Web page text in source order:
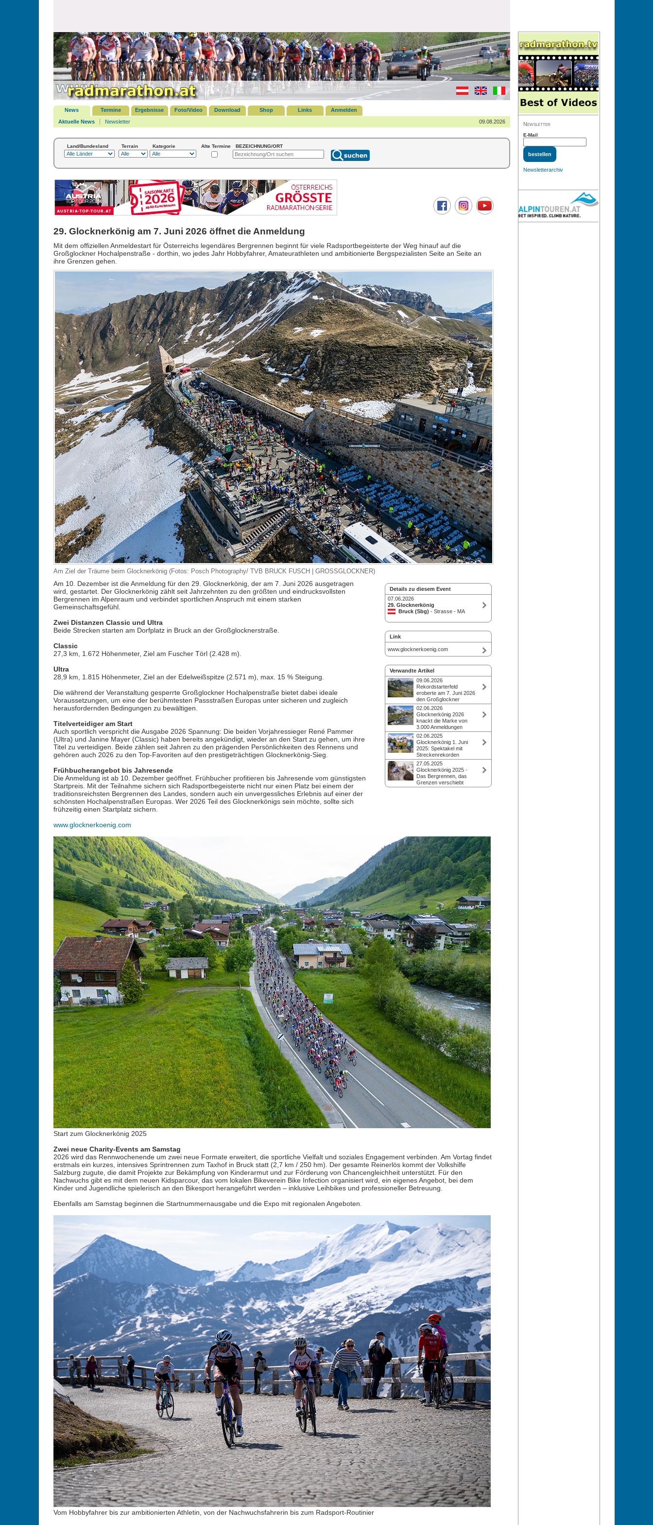
News Termine Ergebnisse Foto/Video Download Shop Links
Anmelden
Aktuelle News
Newsletter 09.08.2026
Land/Bundesland Terrain Kategorie Alte Termine BEZEICHNUNG/ORT
29. Glocknerkönig am 7. Juni 2026 öffnet die Anmeldung
Mit dem offiziellen Anmeldestart für Österreichs legendäres Bergrennen beginnt für viele Radsportbegeisterte der Weg hinauf auf die
Großglockner Hochalpenstraße - dorthin, wo jedes Jahr Hobbyfahrer, Amateurathleten und ambitionierte Bergspezialisten Seite an Seite an
ihre Grenzen gehen.
Am Ziel der Träume beim Glocknerkönig (Fotos: Posch Photography/ TVB BRUCK FUSCH | GROSSGLOCKNER)
Details zu diesem Event
07.06.2026
29. Glocknerkönig
Bruck (Sbg) - Strasse - MA
Link
www.glocknerkoenig.com
Verwandte Artikel
09.06.2026
Rekordstarterfeld
eroberte am 7. Juni 2026
den Großglockner
Der Glocknerkönig hat einmal mehr
bewiesen, warum er zu den
legendärsten Bergrennen Europas
zählt. Mit rund 3.000 Teilnehmer:innen
aus 37 Nationen verzeichnete die
Veranstaltung einen neuen
Teilnehmerrekord auf der autofreien
Großglockner Hochalpenstraße.
02.06.2026
Glocknerkönig 2026
knackt die Marke von
3.000 Anmeldungen
Das traditionsreiche Bergrennen setzt
bereits im Vorfeld ein starkes
Ausrufezeichen: Die 29. Auflage am
Sonntag, 7. Juni 2026 knackt erstmals
die Marke von 3.000 Anmeldungen, mit
einer breiten Mischung aus
ambitionierten Athleten und
Hobbysportlern.
02.06.2025
Glocknerkönig 1. Juni
2025: Spektakel mit
Streckenrekorden
Bei strahlendem Sonnenschein und
optimalen Bedingungen nahmen rund
2.300 Radsportbegeisterte aus über
30 Nationen bei der 28. Auflage des
legendären Bergrennens auf der
27.05.2025
Glocknerkönig 2025 -
Das Bergrennen, das
Grenzen verschiebt
Das traditionsreiche Radrennen auf
noch verfügbar.
Am 10. Dezember ist die Anmeldung für den 29. Glocknerkönig, der am 7. Juni 2026 ausgetragen
wird, gestartet. Der Glocknerkönig zählt seit Jahrzehnten zu den größten und eindrucksvollsten
Bergrennen im Alpenraum und verbindet sportlichen Anspruch mit einem starken
Gemeinschaftsgefühl.
Zwei Distanzen Classic und Ultra
Beide Strecken starten am Dorfplatz in Bruck an der Großglocknerstraße.
Classic
27,3 km, 1.672 Höhenmeter, Ziel am Fuscher Törl (2.428 m).
Ultra
28,9 km, 1.815 Höhenmeter, Ziel an der Edelweißspitze (2.571 m), max. 15 % Steigung.
Die während der Veranstaltung gesperrte Großglockner Hochalpenstraße bietet dabei ideale
Voraussetzungen, um eine der berühmtesten Passstraßen Europas unter sicheren und zugleich
herausfordernden Bedingungen zu bewältigen.
Titelverteidiger am Start
Auch sportlich verspricht die Ausgabe 2026 Spannung: Die beiden Vorjahressieger René Pammer
(Ultra) und Janine Mayer (Classic) haben bereits angekündigt, wieder an den Start zu gehen, um ihre
Titel zu verteidigen. Beide zählen seit Jahren zu den prägenden Persönlichkeiten des Rennens und
gehören auch 2026 zu den Top-Favoriten auf den prestigeträchtigen Glocknerkönig-Sieg.
Frühbucherangebot bis Jahresende
Die Anmeldung ist ab 10. Dezember geöffnet. Frühbucher profitieren bis Jahresende vom günstigsten
Startpreis. Mit der Teilnahme sichern sich Radsportbegeisterte nicht nur einen Platz bei einem der
traditionsreichsten Bergrennen des Landes, sondern auch ein unvergessliches Erlebnis auf einer der
schönsten Hochalpenstraßen Europas. Wer 2026 Teil des Glocknerkönigs sein möchte, sollte sich
frühzeitig einen Startplatz sichern.
www.glocknerkoenig.com
Start zum Glocknerkönig 2025
Zwei neue Charity-Events am Samstag
2026 wird das Rennwochenende um zwei neue Formate erweitert, die sportliche Vielfalt und soziales Engagement verbinden. Am Vortag findet
erstmals ein kurzes, intensives Sprintrennen zum Taxhof in Bruck statt (2,7 km / 250 hm). Der gesamte Reinerlös kommt der Volkshilfe
Salzburg zugute, die damit Projekte zur Bekämpfung von Kinderarmut und zur Förderung von Chancengleichheit unterstützt. Für den
Nachwuchs gibt es mit dem neuen Kidsparcour, das vom lokalen Bikeverein Bike Infection organisiert wird, ein eigenes Angebot, bei dem
Kinder und Jugendliche spielerisch an den Bikesport herangeführt werden – inklusive Leihbikes und professioneller Betreuung.
Ebenfalls am Samstag beginnen die Startnummernausgabe und die Expo mit regionalen Angeboten.
Vom Hobbyfahrer bis zur ambitionierten Athletin, von der Nachwuchsfahrerin bis zum Radsport-Routinier
Newsletter
E-Mail
Newsletterarchiv